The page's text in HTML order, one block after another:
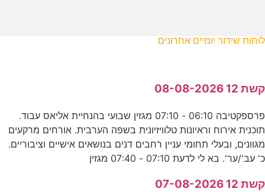
לוחות שידור יומיים אחרונים
קשת 12 08-08-2026
פרספקטיבה 06:10 - 07:10 מגזין שבועי בהנחיית אליאס עבוד.
תוכנית אירוח וראיונות טלוויזיונית בשפה הערבית. אורחים מרקעים
מגוונים, ובעלי תחומי עניין רחבים דנים בנושאים אישיים וציבוריים.
כ' עב'/ער'. בא לי לדעת 07:10 - 07:40 מגזין
קשת 12 07-08-2026